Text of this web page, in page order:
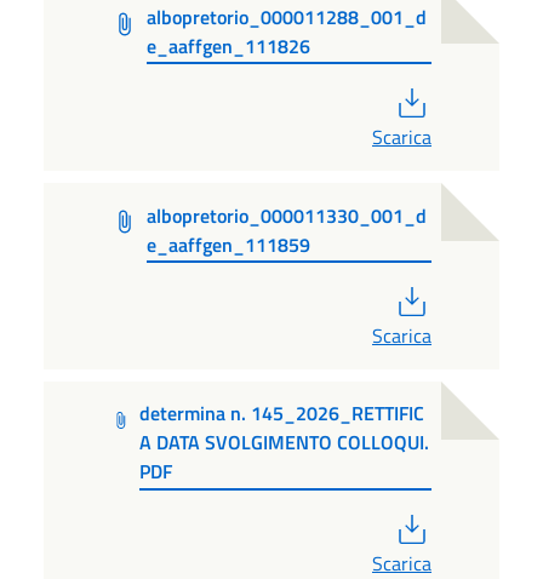
albopretorio_000011288_001_d
e_aaffgen_111826
Scarica
albopretorio_000011330_001_d
e_aaffgen_111859
Scarica
determina n. 145_2026_RETTIFIC
A DATA SVOLGIMENTO COLLOQUI.
PDF
Scarica